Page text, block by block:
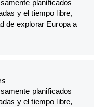
planificados
y el tiempo libre,
de explorar Europa a
planificados
y el tiempo libre,